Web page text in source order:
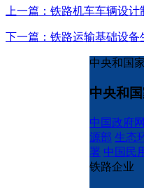
上一篇：铁路机车车辆设
下一篇：铁路运输基础设备
中央和国
中央和
中国政府网
源部 生态
署 中国民
铁路企业